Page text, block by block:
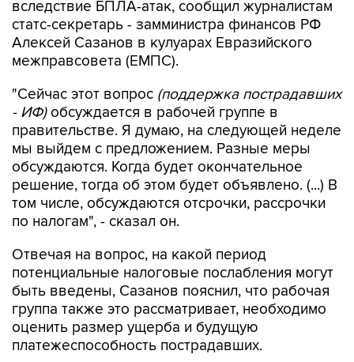
вследствие БПЛА-атак, сообщил журналистам
статс-секретарь - замминистра финансов РФ
Алексей Сазанов в кулуарах Евразийского
межправсовета (ЕМПС).
"Сейчас этот вопрос (поддержка пострадавших
- ИФ)обсуждается в рабочей группе в
правительстве. Я думаю, на следующей неделе
мы выйдем с предложением. Разные меры
обсуждаются. Когда будет окончательное
решение, тогда об этом будет объявлено. (...) В
том числе, обсуждаются отсрочки, рассрочки
по налогам", - сказал он.
Отвечая на вопрос, на какой период
потенциальные налоговые послабления могут
быть введены, Сазанов пояснил, что рабочая
группа также это рассматривает, необходимо
оценить размер ущерба и будущую
платежеспособность пострадавших.